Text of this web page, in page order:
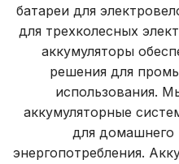
батареи для
для трехколесных
аккумуляторы
решения для
использования.
аккумуляторные
для домашнего
энергопотребления.